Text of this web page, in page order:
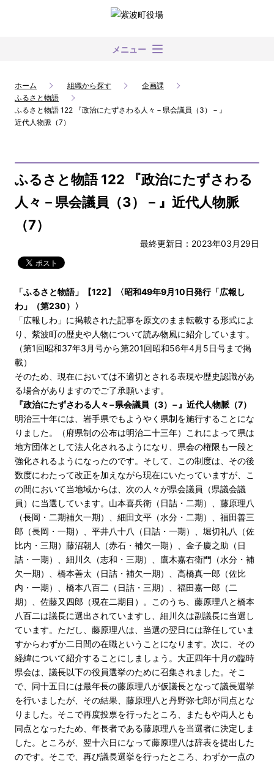
メニュー
ホーム 組織から探す
企画課
ふるさと物語
ふるさと物語 122 『政治にたずさわる人々－県会議員（3）－』
近代人物脈（7）
ふるさと物語 122 『政治にたずさわる
人々－県会議員（3）－』近代人物脈
（7）
最終更新日：2023年03月29日
「ふるさと物語」【122】〈昭和49年9月10日発行「広報し
わ」（第230）〉
「広報しわ」に掲載された記事を原文のまま転載する形式によ
り、紫波町の歴史や人物について読み物風に紹介しています。
（第1回昭和37年3月号から第201回昭和56年4月5日号まで掲
載）
そのため、現在においては不適切とされる表現や歴史認識があ
る場合がありますのでご了承願います。
『政治にたずさわる人々−県会議員（3）−』近代人物脈（7）
明治三十年には、岩手県でもようやく県制を施行することにな
りました。（府県制の公布は明治二十三年）これによって県は
地方団体として法人化されるようになり、県会の権限も一段と
強化されるようになったのです。そして、この制度は、その後
数度にわたって改正を加えながら現在にいたっていますが、こ
の間において当地域からは、次の人々が県会議員（県議会議
員）に当選しています。山本喜兵衛（日詰・二期）、藤原理八
（長岡・二期補欠一期）、細田文平（水分・二期）、福田善三
郎（長岡・一期）、平井八十八（日詰・一期）、堀切礼八（佐
比内・三期）藤沼朝人（赤石・補欠一期）、金子慶之助（日
詰・一期）、細川久（志和・三期）、鷹木嘉右衛門（水分・補
欠一期）、橋本善太（日詰・補欠一期）、高橋真一郎（佐比
内・一期）、橋本八百二（日詰・三期）、福田嘉一郎（二
期）、佐藤又四郎（現在二期目）。このうち、藤原理八と橋本
八百二は議長に選出されていますし、細川久は副議長に当選し
ています。ただし、藤原理八は、当選の翌日には辞任していま
すからわずか二日間の在職ということになります。次に、その
経緯について紹介することにしましょう。大正四年十月の臨時
県会は、議長以下の役員選挙のために召集されました。そこ
で、同十五日には最年長の藤原理八が仮議長となって議長選挙
を行いましたが、その結果、藤原理八と丹野弥七郎が同点とな
りました。そこで再度投票を行ったところ、またもや両人とも
同点となったため、年長者である藤原理八を当選者に決定しま
した。ところが、翌十六日になって藤原理八は辞表を提出した
のです。そこで、再び議長選挙を行ったところ、わずか一点の